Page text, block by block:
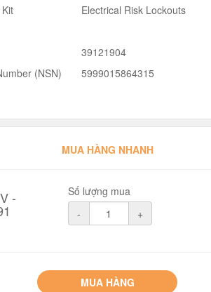
Electrical Risk Lockouts
39121904
(NSN)
5999015864315
MUA HÀNG NHANH
-
Số lượng mua
-
+
MUA HÀNG